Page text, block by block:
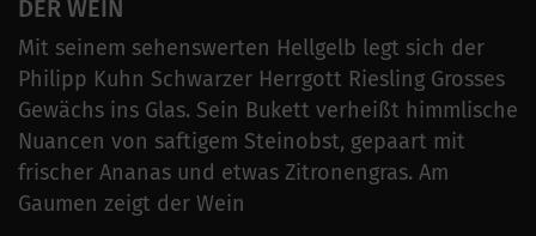
DER WEIN
Mit seinem sehenswerten Hellgelb legt sich der
Philipp Kuhn Schwarzer Herrgott Riesling Grosses
Gewächs ins Glas. Sein Bukett verheißt himmlische
Nuancen von saftigem Steinobst, gepaart mit
frischer Ananas und etwas Zitronengras. Am
Gaumen zeigt der Wein